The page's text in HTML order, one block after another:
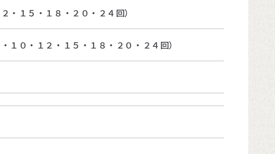
・１５・１８・２０・２４回）
１０・１２・１５・１８・２０・２４回）